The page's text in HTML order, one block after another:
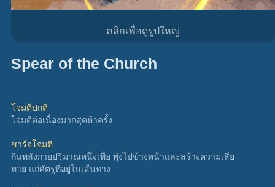
คลิกเพื่อดูรูปใหญ่
Spear of the Church
โจมตีปกติ
โจมตีต่อเนื่องมากสุดห้าครั้ง
ชาร์จโจมตี
กินพลังกายปริมาณหนึ่งเพื่อ พุ่งไปข้างหน้าและสร้างความเสีย
หาย แก่ศัตรูที่อยู่ในเส้นทาง